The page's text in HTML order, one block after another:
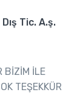
Tic. A.ş.
BİZİM İLE
TEŞEKKÜR